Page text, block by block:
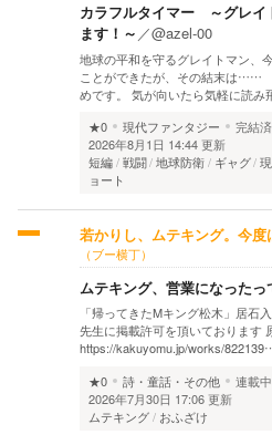
カラフルタイマー ～グレイ
ます！～ ／@azel-00
地球の平和を守るグレイトマン、
ことができたが、その結末は……
めです。 気が向いたら気軽に読
★0
現代ファンタジー 完結済
2026年8月1日 14:44 更新
短編 戦闘 地球防衛 ギャグ
ョート
若かりし、ムテキング。今度
（ブー横丁）
ムテキング、営業になったっ
「帰ってきたMキング松木」居石
先生に掲載許可を頂いております
https://kakuyomu.jp/works/
★0
詩・童話・その他 連載中
2026年7月30日 17:06 更新
ムテキング
おふざけ